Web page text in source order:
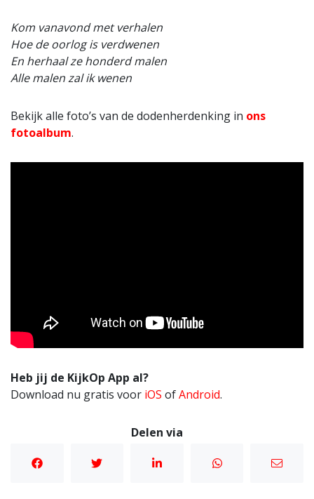
Kom vanavond met verhalen
Hoe de oorlog is verdwenen
En herhaal ze honderd malen
Alle malen zal ik wenen
Bekijk alle foto’s van de dodenherdenking in ons
fotoalbum.
Heb jij de KijkOp App al?
Download nu gratis voor iOS ofAndroid.
Delen via